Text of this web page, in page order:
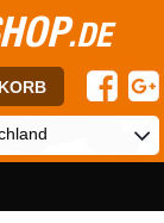
.DE